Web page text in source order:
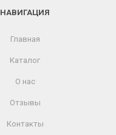
НАВИГАЦИЯ
Главная
Каталог
О нас
Отзывы
Контакты